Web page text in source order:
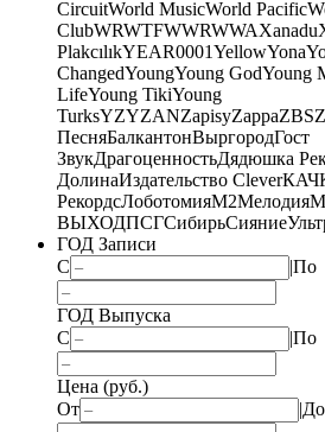
CircuitWorld MusicWorld Pacific
ClubWRWTFWWRWWAXanadu
PlakcılıkYEAR0001YellowYona
ChangedYoungYoung GodYoung
LifeYoung TikiYoung
TurksYZYZANZapisyZappaZBS
ПесняБалкантонВыргородГост
ЗвукДрагоценностьДядюшка
ДолинаИздательство CleverКАЧ
РекордсЛоботомияМ2Мелодия
ВЫХОДПСГСибирьСияние
ГОД Записи
С
|По
ГОД Выпуска
С
|По
Цена (руб.)
От
|До